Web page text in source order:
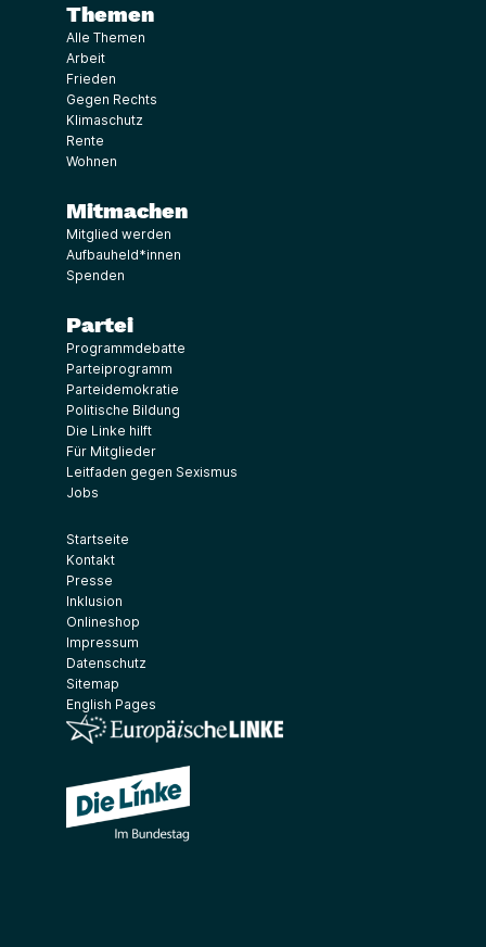
Themen
Alle Themen
Arbeit
Frieden
Gegen Rechts
Klimaschutz
Rente
Wohnen
Mitmachen
Mitglied werden
Aufbauheld*innen
Spenden
Partei
Programmdebatte
Parteiprogramm
Parteidemokratie
Politische Bildung
Die Linke hilft
Für Mitglieder
Leitfaden gegen Sexismus
Jobs
Startseite
Kontakt
Presse
Inklusion
Onlineshop
Impressum
Datenschutz
Sitemap
English Pages
(Link öffnet ein neues Fenster)